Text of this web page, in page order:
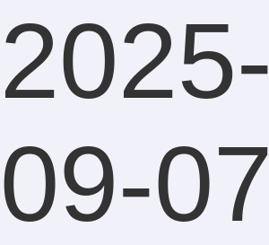
2025-
09-07